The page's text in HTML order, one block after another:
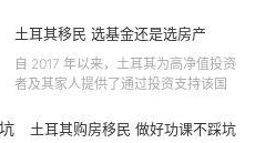
失。许多投资者轻信营销宣传或不
土耳其移民 选基金还是选房产
自 2017 年以来，土耳其为高净值投资
者及其家人提供了通过投资支持该国
会。 该计划的一大亮点在于其涵盖广
土耳其购房移民 做好功课不踩坑